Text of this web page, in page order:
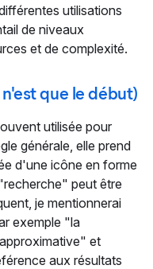
utilisations
de niveaux
et de complexité.
que le début)
utilisée pour
générale, elle prend
d'une icône en forme
peut être
je mentionnerai
exemple "la
et
aux résultats